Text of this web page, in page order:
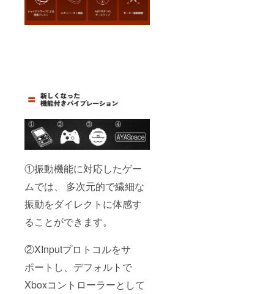
①振動機能に対応したゲー
ムでは、 多次元的で繊細な
振動をダイレクトに体感す
ることができます。
②XInputプロトコルをサ
ポートし、デフォルトで
Xboxコントローラーとして